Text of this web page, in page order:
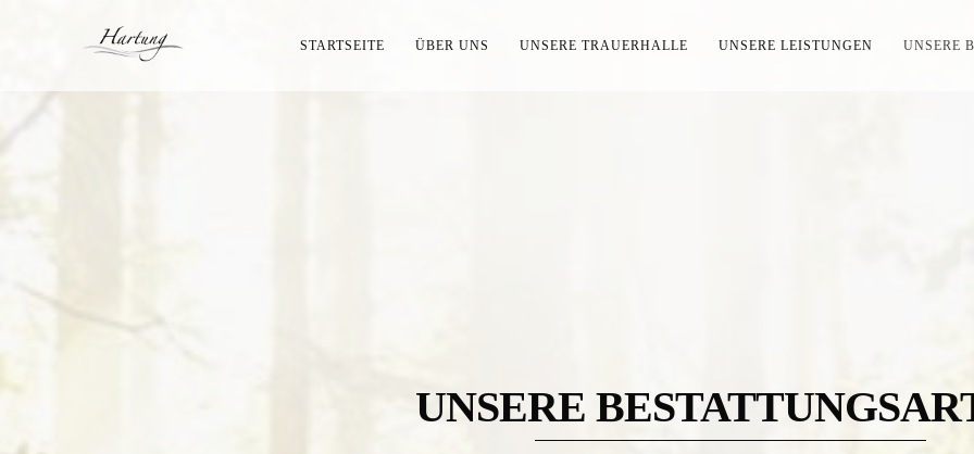
STARTSEITE ÜBER UNS UNSERE TRAUERHALLE UNSERE LEISTUNGEN UNSERE
UNSERE